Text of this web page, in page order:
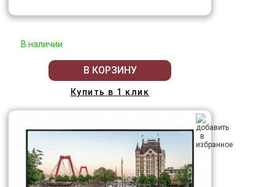
В наличии
В КОРЗИНУ
Купить в 1 клик